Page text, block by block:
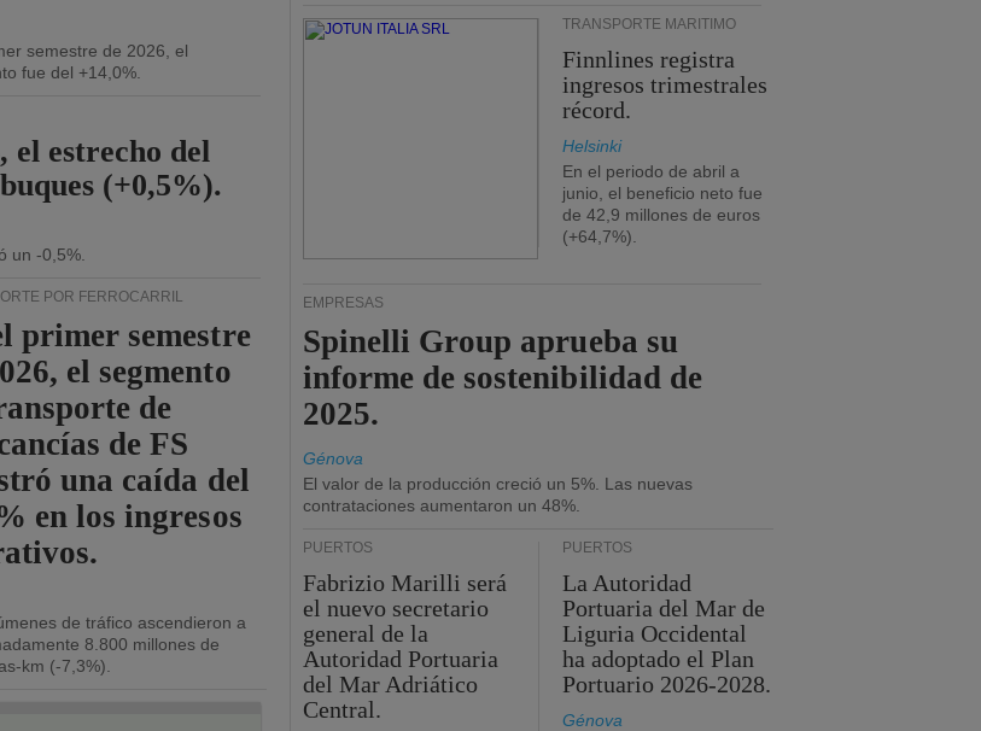
semestre de 2026, el
fue del +14,0%.
el estrecho del
(+0,5%).
un -0,5%.
POR FERROCARRIL
primer semestre
el segmento
de
de FS
una caída del
en los ingresos
de tráfico ascendieron a
8.800 millones de
km (-7,3%).
TRANSPORTE MARÍTIMO
Finnlines registra
ingresos trimestrales
récord.
Helsinki
En el periodo de abril a
junio, el beneficio neto fue
de 42,9 millones de euros
(+64,7%).
EMPRESAS
Spinelli Group aprueba su
informe de sostenibilidad de
2025.
Génova
El valor de la producción creció un 5%. Las nuevas
contrataciones aumentaron un 48%.
PUERTOS
Fabrizio Marilli será
el nuevo secretario
general de la
Autoridad Portuaria
del Mar Adriático
Central.
PUERTOS
La Autoridad
Portuaria del Mar de
Liguria Occidental
ha adoptado el Plan
Portuario 2026-2028.
Génova